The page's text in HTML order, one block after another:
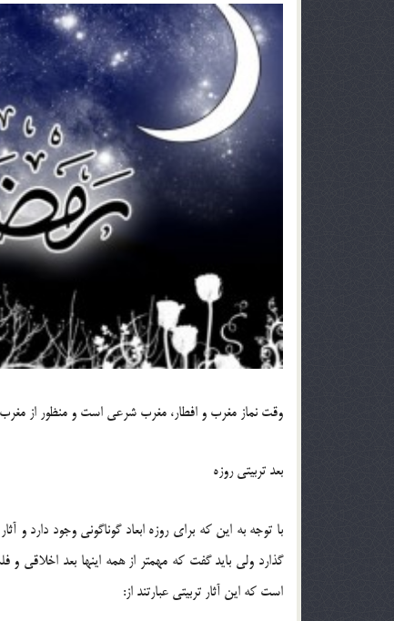
وقت نماز مغرب و افطار، مغرب شرعی است و منظور از
بعد تربیتی روزه
با توجه به این که برای روزه ابعاد گوناگونی وجود دارد
است که این آثار تربیتی عبارتند از: